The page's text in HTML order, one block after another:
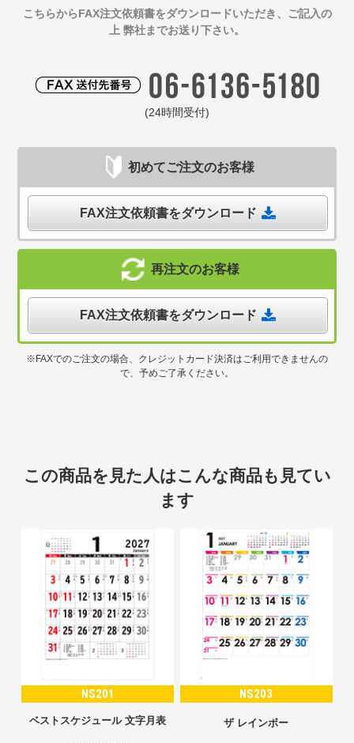
こちらからFAX注文依頼書をダウンロードいただき、ご記入の
上 弊社までお送り下さい。
(24時間受付)
初めてご注文のお客様
FAX注文依頼書をダウンロード
再注文のお客様
FAX注文依頼書をダウンロード
※FAXでのご注文の場合、クレジットカード決済はご利用できませんの
で、予めご了承ください。
この商品を見た人はこんな商品も見てい
ます
NS201
ベストスケジュール 文字月表
NS203
ザ レインボー